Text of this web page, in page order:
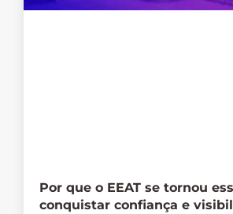
Por que o EEAT se tornou
conquistar confiança e